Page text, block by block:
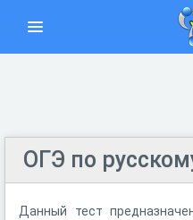
ОГЭ по
Данный тест